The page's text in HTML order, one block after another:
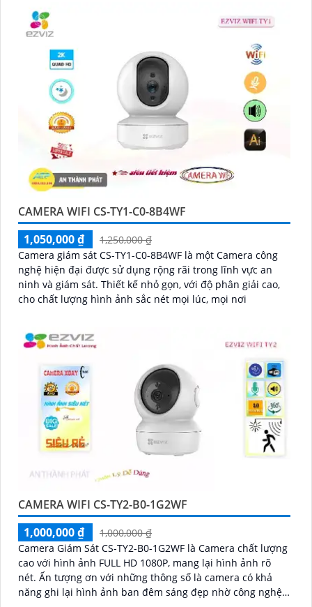
CAMERA WIFI CS-TY1-C0-8B4WF
1,050,000 ₫
1,250,000 ₫
Camera giám sát CS-TY1-C0-8B4WF là một Camera công
nghệ hiện đại được sử dụng rộng rãi trong lĩnh vực an
ninh và giám sát. Thiết kế nhỏ gọn, với độ phân giải cao,
cho chất lượng hình ảnh sắc nét mọi lúc, mọi nơi
CAMERA WIFI CS-TY2-B0-1G2WF
1,000,000 ₫
1,000,000 ₫
Camera Giám Sát CS-TY2-B0-1G2WF là Camera chất lượng
cao với hình ảnh FULL HD 1080P, mang lại hình ảnh rõ
nét. Ấn tượng ơn với những thông số là camera có khả
năng ghi lại hình ảnh ban đêm sáng đẹp nhờ công nghệ